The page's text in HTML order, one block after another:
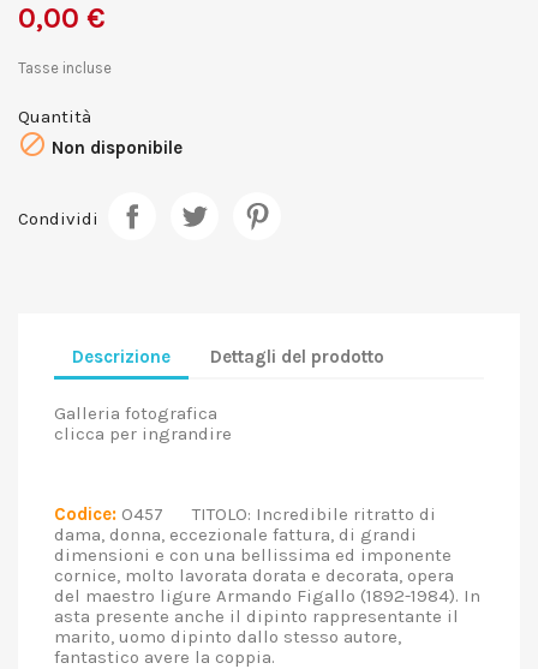
0,00 €
Tasse incluse
Quantità
 Non disponibile
Condividi
Descrizione Dettagli del prodotto
Galleria fotografica
clicca per ingrandire
Codice: O457 TITOLO: Incredibile ritratto di
dama, donna, eccezionale fattura, di grandi
dimensioni e con una bellissima ed imponente
cornice, molto lavorata dorata e decorata, opera
del maestro ligure Armando Figallo (1892-1984). In
asta presente anche il dipinto rappresentante il
marito, uomo dipinto dallo stesso autore,
fantastico avere la coppia.